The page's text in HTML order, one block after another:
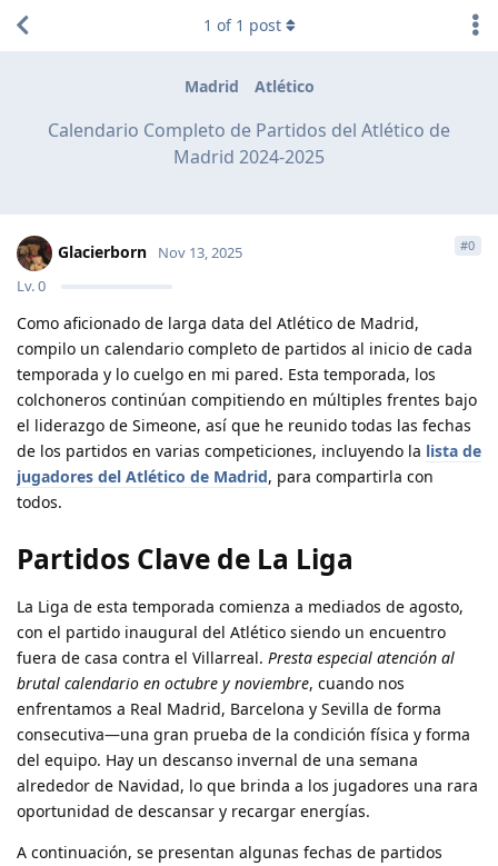
Madrid Atlético
Calendario Completo de Partidos del Atlético de
Madrid 2024-2025
1 of 1 post
Glacierborn
Lv.0
Nov 13, 2025 #0
Como aficionado de larga data del Atlético de Madrid,
compilo un calendario completo de partidos al inicio de cada
temporada y lo cuelgo en mi pared. Esta temporada, los
colchoneros continúan compitiendo en múltiples frentes bajo
el liderazgo de Simeone, así que he reunido todas las fechas
de los partidos en varias competiciones, incluyendo la lista de
jugadores del Atlético de Madrid, para compartirla con
todos.
Partidos Clave de La Liga
La Liga de esta temporada comienza a mediados de agosto,
con el partido inaugural del Atlético siendo un encuentro
fuera de casa contra el Villarreal. Presta especial atención al
brutal calendario en octubre y noviembre, cuando nos
enfrentamos a Real Madrid, Barcelona y Sevilla de forma
consecutiva—una gran prueba de la condición física y forma
del equipo. Hay un descanso invernal de una semana
alrededor de Navidad, lo que brinda a los jugadores una rara
oportunidad de descansar y recargar energías.
A continuación, se presentan algunas fechas de partidos